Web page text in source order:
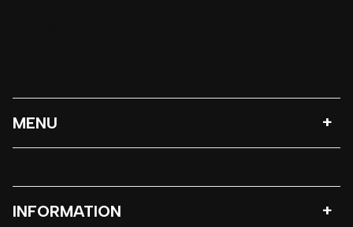
MENU
INFORMATION